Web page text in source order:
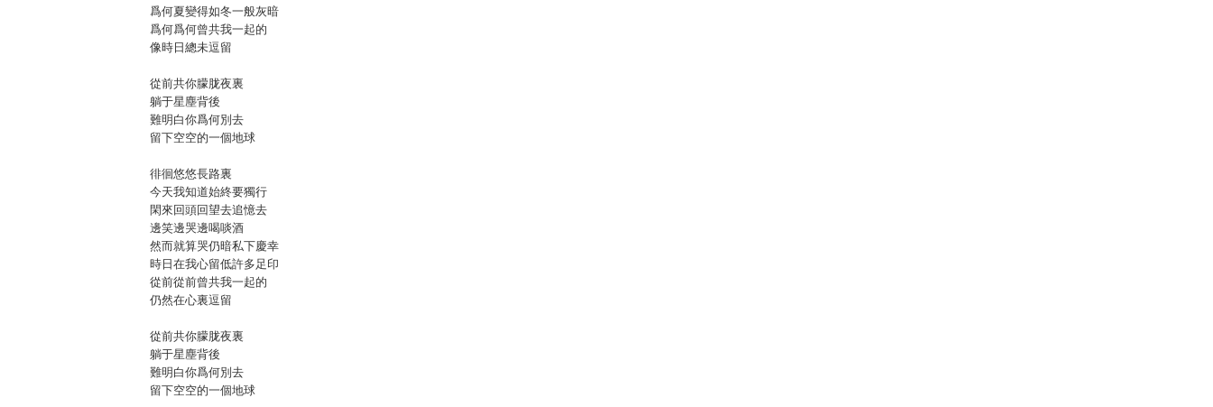
爲何夏變得如冬一般灰暗
爲何爲何曾共我一起的
像時日總未逗留
從前共你朦胧夜裏
躺于星塵背後
難明白你爲何別去
留下空空的一個地球
徘徊悠悠長路裏
今天我知道始終要獨行
閑來回頭回望去追憶去
邊笑邊哭邊喝啖酒
然而就算哭仍暗私下慶幸
時日在我心留低許多足印
從前從前曾共我一起的
仍然在心裏逗留
從前共你朦胧夜裏
躺于星塵背後
難明白你爲何別去
留下空空的一個地球